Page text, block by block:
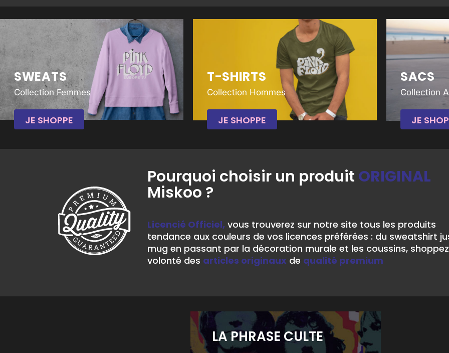
SWEATS
Collection Femmes
JE SHOPPE
T-SHIRTS
Collection Hommes
JE SHOPPE
SACS
Collection
JE
Pourquoi choisir un produit ORIGINAL
Miskoo ?
Licencié Officiel, vous trouverez sur notre site tous les produits
tendance aux couleurs de vos licences préférées : du sweatshirt
mug en passant par la décoration murale et les coussins,
volonté des articles originaux de qualité premium
LA PHRASE CULTE